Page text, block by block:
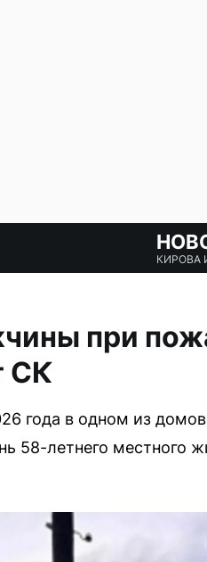
КИРОВА
при
СК
года в одном из
58-летнего местного